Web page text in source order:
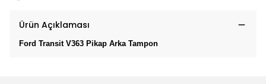
Ürün Açıklaması
Ford Transit V363 Pikap Arka Tampon